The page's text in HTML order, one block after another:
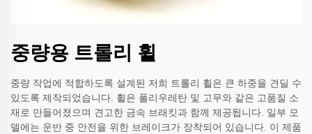
중량용 트롤리 휠
중량 작업에 적합하도록 설계된 저희 트롤리 휠은 큰 하중을 견딜 수
있도록 제작되었습니다. 휠은 폴리우레탄 및 고무와 같은 고품질 소
재로 만들어졌으며 견고한 금속 브래킷과 함께 제공됩니다. 일부 모
델에는 운반 중 안전을 위한 브레이크가 장착되어 있습니다. 이 제품